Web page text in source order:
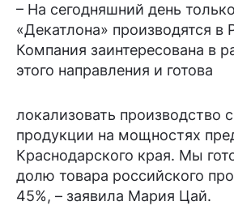
– На сегодняшний день
«Декатлона» производятся в
Компания заинтересована в
этого направления и готова
локализовать производство
продукции на мощностях
Краснодарского края. Мы
долю товара российского
45%, – заявила Мария Цай.